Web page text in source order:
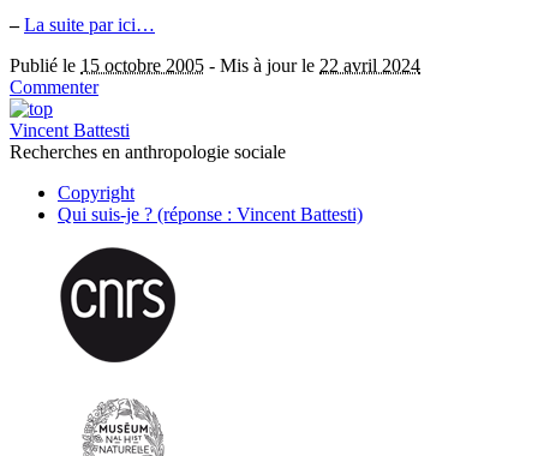
– La suite par ici…
Publié le 15 octobre 2005 - Mis à jour le 22 avril 2024
Commenter
Vincent Battesti
Recherches en anthropologie sociale
Copyright
Qui suis-je ? (réponse : Vincent Battesti)